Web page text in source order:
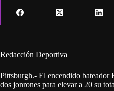
Redacción Deportiva
Pittsburgh.- El encendido bateador
dos jonrones para elevar a 20 su